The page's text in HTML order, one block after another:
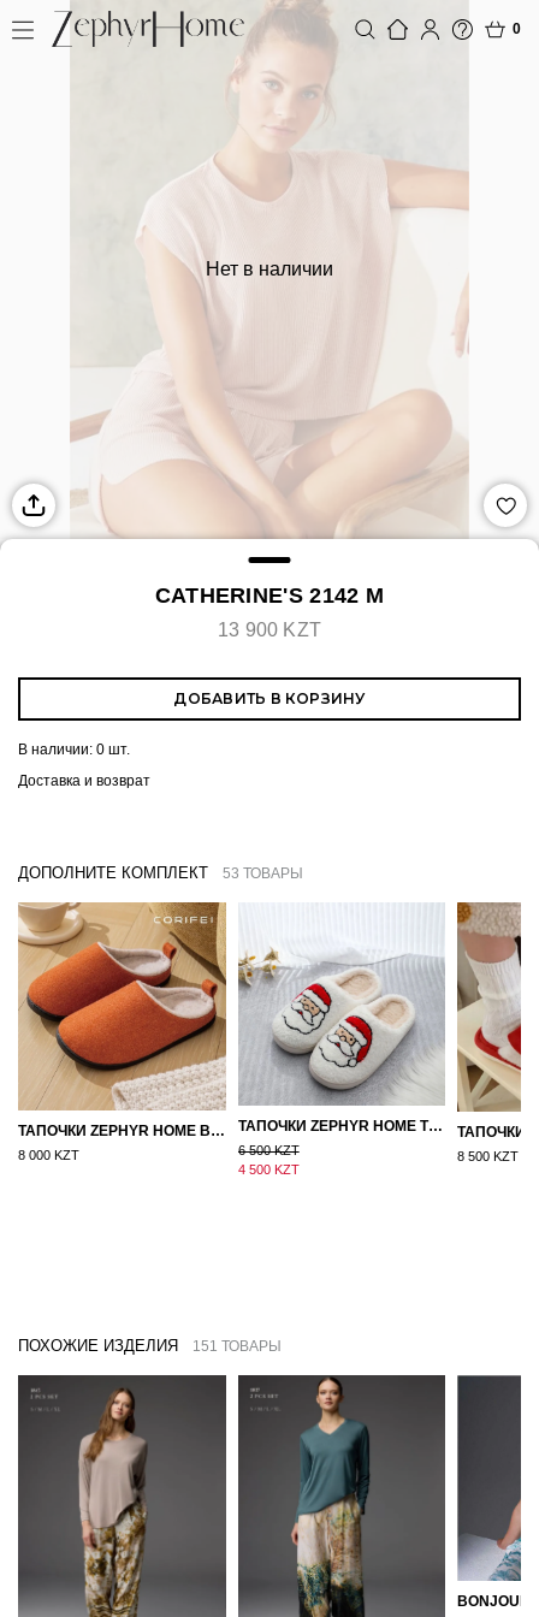
0
Нет в наличии
CATHERINE'S 2142 M
13 900 KZT
ДОБАВИТЬ В КОРЗИНУ
В наличии: 0 шт.
Доставка и возврат
ДОПОЛНИТЕ КОМПЛЕКТ 53 ТОВАРЫ
ТАПОЧКИ ZEPHYR HOME ВОЙЛОК ОРАНЖЕВЫЙ
8 000 KZT
ТАПОЧКИ ZEPHYR HOME ТЕДДИ ДЕД МОРОЗ NEW
6 500 KZT
4 500 KZT
8 500 KZT
ПОХОЖИЕ ИЗДЕЛИЯ 151 ТОВАРЫ